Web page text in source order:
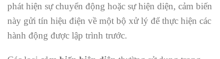
phát hiện sự chuyển động hoặc sự hiện diện, cảm biến
này gửi tín hiệu điện về một bộ xử lý để thực hiện các
hành động được lập trình trước.